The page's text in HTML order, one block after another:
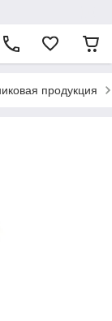
продукция